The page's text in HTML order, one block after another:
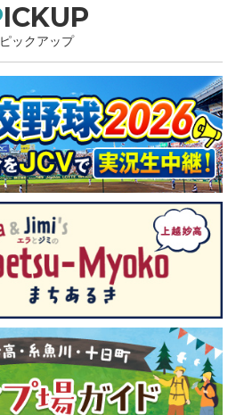
PICKUP
ピックアップ